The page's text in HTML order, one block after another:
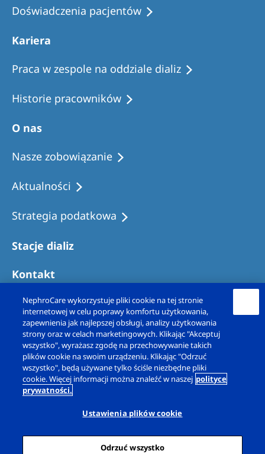
Doświadczenia pacjentów
Kariera
Praca w zespole na oddziale dializ
Historie pracowników
O nas
Nasze zobowiązanie
Aktualności
Strategia podatkowa
Stacje dializ
Kontakt
Copyright © Fresenius Nephrocare Polska Sp. z
o.o. 2026. Wszelkie prawa zastrzeżone.
Informacja prawna
Polityka prywatności
NephroCare wykorzystuje pliki cookie na tej stronie
internetowej w celu poprawy komfortu użytkowania,
zapewnienia jak najlepszej obsługi, analizy użytkowania
strony oraz w celach marketingowych. Klikając "Akceptuj
wszystko", wyrażasz zgodę na przechowywanie takich
plików cookie na swoim urządzeniu. Klikając "Odrzuć
wszystko", będą używane tylko ściśle niezbędne pliki
cookie. Więcej informacji można znaleźć w naszej polityce
prywatności.
Ustawienia plików cookie
Odrzuć wszystko